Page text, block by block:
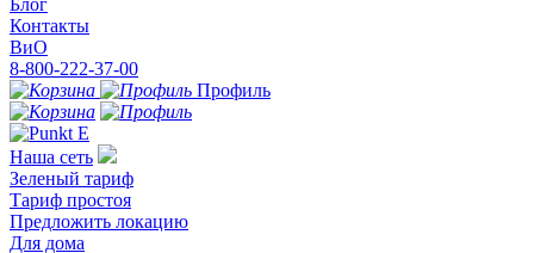
Блог
Контакты
ВиО
8-800-222-37-00
Профиль
Наша сеть
Зеленый тариф
Тариф простоя
Предложить локацию
Для дома